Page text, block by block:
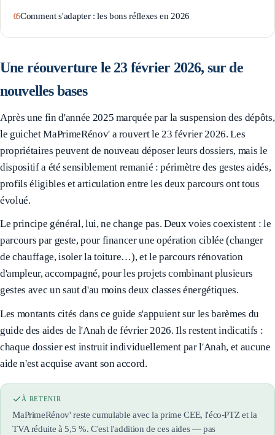
Comment s'adapter : les bons réflexes en 2026
Une réouverture le 23 février 2026, sur de
nouvelles bases
Après une fin d'année 2025 marquée par la suspension des dépôts,
le guichet MaPrimeRénov' a rouvert le 23 février 2026. Les
propriétaires peuvent de nouveau déposer leurs dossiers, mais le
dispositif a été sensiblement remanié : périmètre des gestes aidés,
profils éligibles et articulation entre les deux parcours ont tous
évolué.
Le principe général, lui, ne change pas. Deux voies coexistent : le
parcours par geste, pour financer une opération ciblée (changer
de chauffage, isoler la toiture…), et le parcours rénovation
d'ampleur, accompagné, pour les projets combinant plusieurs
gestes avec un saut d'au moins deux classes énergétiques.
Les montants cités dans ce guide s'appuient sur les barèmes du
guide des aides de l'Anah de février 2026. Ils restent indicatifs :
chaque dossier est instruit individuellement par l'Anah, et aucune
aide n'est acquise avant son accord.
À RETENIR
MaPrimeRénov' reste cumulable avec la prime CEE, l'éco-PTZ et la
TVA réduite à 5,5 %. C'est l'addition de ces aides — pas